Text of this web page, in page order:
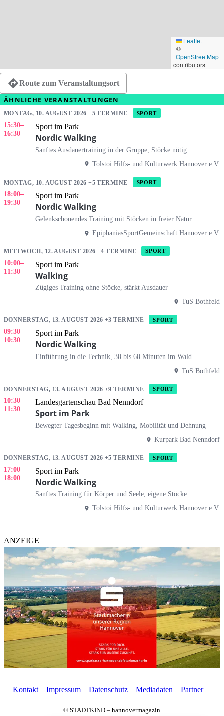
Leaflet
| ©
OpenStreetMap
contributors
Route zum Veranstaltungsort
ÄHNLICHE VERANSTALTUNGEN
MONTAG, 10. AUGUST 2026 +5 TERMINE SPORT
15:30–
16:30
Sport im Park
Nordic Walking
Sanftes Ausdauertraining in der Gruppe, Stöcke nötig
Tolstoi Hilfs- und Kulturwerk Hannover e.V.
MONTAG, 10. AUGUST 2026 +5 TERMINE SPORT
18:00–
19:30
Sport im Park
Nordic Walking
Gelenkschonendes Training mit Stöcken in freier Natur
EpiphaniasSportGemeinschaft Hannover e.V.
MITTWOCH, 12. AUGUST 2026 +4 TERMINE SPORT
10:00–
11:30
Sport im Park
Walking
Zügiges Training ohne Stöcke, stärkt Ausdauer
TuS Bothfeld
DONNERSTAG, 13. AUGUST 2026 +3 TERMINE SPORT
09:30–
10:30
Sport im Park
Nordic Walking
Einführung in die Technik, 30 bis 60 Minuten im Wald
TuS Bothfeld
DONNERSTAG, 13. AUGUST 2026 +9 TERMINE SPORT
10:30–
11:30
Landesgartenschau Bad Nenndorf
Sport im Park
Bewegter Tagesbeginn mit Walking, Mobilität und Dehnung
Kurpark Bad Nenndorf
DONNERSTAG, 13. AUGUST 2026 +5 TERMINE SPORT
17:00–
18:00
Sport im Park
Nordic Walking
Sanftes Training für Körper und Seele, eigene Stöcke
Tolstoi Hilfs- und Kulturwerk Hannover e.V.
ANZEIGE
Kontakt Impressum Datenschutz Mediadaten Partner
© STADTKIND – hannovermagazin